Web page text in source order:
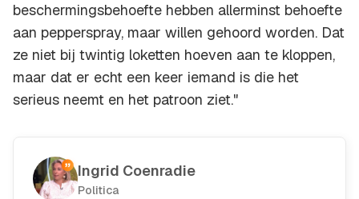
beschermingsbehoefte hebben allerminst behoefte
aan pepperspray, maar willen gehoord worden. Dat
ze niet bij twintig loketten hoeven aan te kloppen,
maar dat er echt een keer iemand is die het
serieus neemt en het patroon ziet."
Ingrid Coenradie
Politica